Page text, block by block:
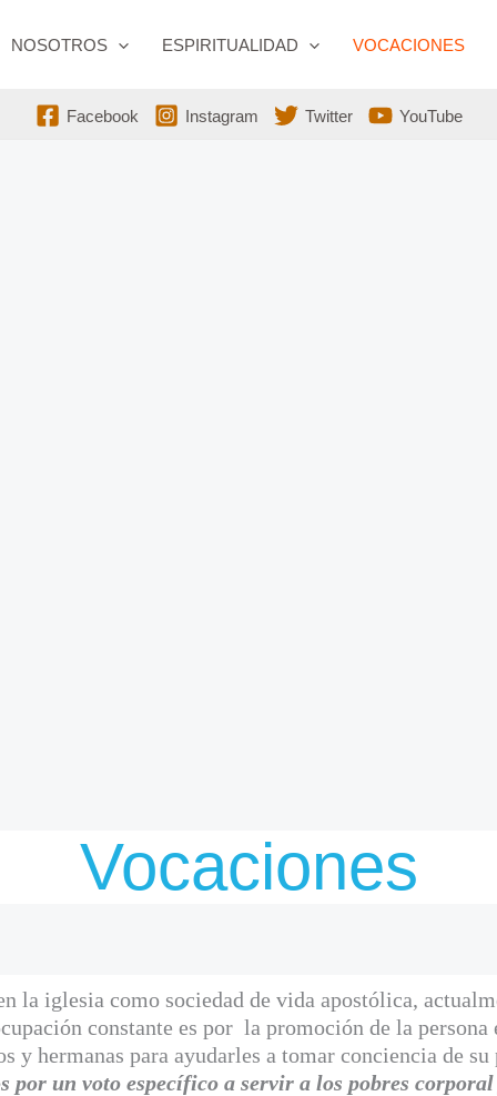
NOSOTROS ESPIRITUALIDAD VOCACIONES
Facebook Instagram Twitter YouTube
Vocaciones
la iglesia como sociedad de vida apostólica,
constante es por la promoción de la persona
y hermanas para ayudarles a tomar conciencia de
por un voto específico a servir a los pobres